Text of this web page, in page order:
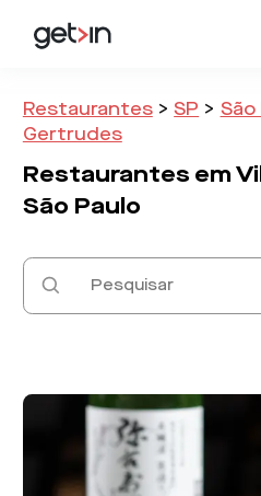
Restaurantes > SP > São
Gertrudes
Restaurantes em
São Paulo